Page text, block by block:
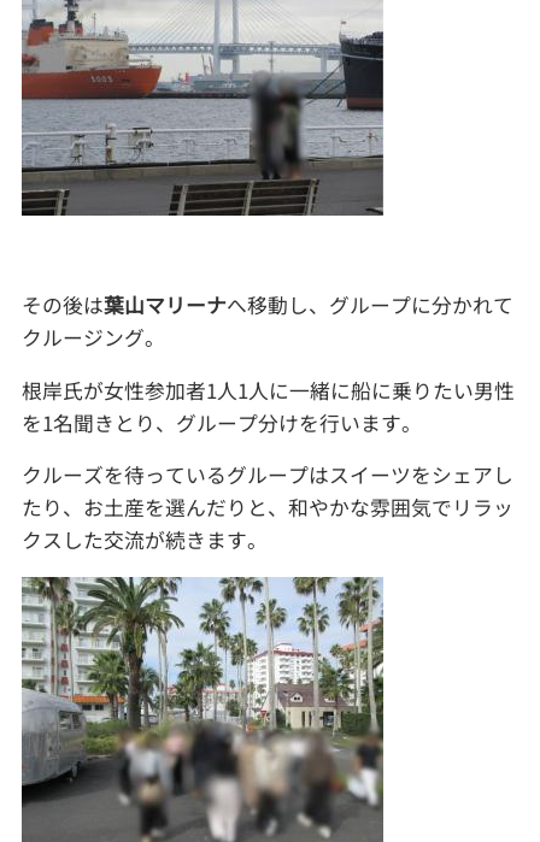
その後は葉山マリーナへ移動し、グループに分かれて
クルージング。
根岸氏が女性参加者1人1人に一緒に船に乗りたい男性
を1名聞きとり、グループ分けを行います。
クルーズを待っているグループはスイーツをシェアし
たり、お土産を選んだりと、和やかな雰囲気でリラッ
クスした交流が続きます。